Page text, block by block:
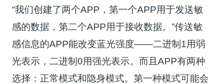
“我们创建了两个APP，第一个APP用于发送敏
感的数据，第二个APP用于接收数据。”传送敏
感信息的APP能改变蓝光强度——二进制1用弱
光表示，二进制0用强光表示。而且APP有两种
选择：正常模式和隐身模式。第一种模式可能会